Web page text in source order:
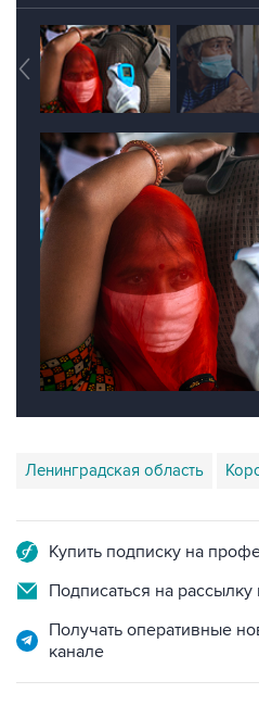
Подписаться на рассылку
Получать оперативные
НОВОСТИ ПО ТЕМЕ